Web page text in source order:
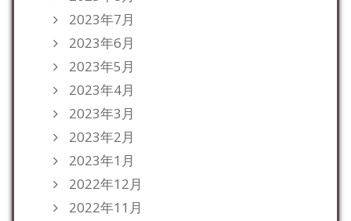
2023年7月
2023年6月
2023年5月
2023年4月
2023年3月
2023年2月
2023年1月
2022年12月
2022年11月